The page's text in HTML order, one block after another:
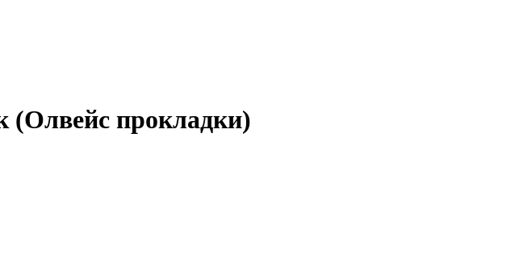
(Олвейс прокладки)